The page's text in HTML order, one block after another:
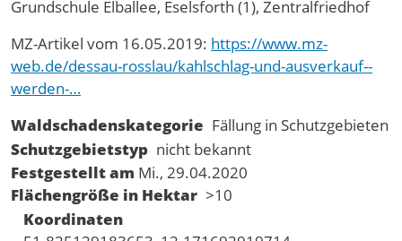
Grundschule Elballee, Eselsforth (1), Zentralfriedhof
MZ-Artikel vom 16.05.2019: https://www.mz-
web.de/dessau-rosslau/kahlschlag-und-ausverkauf--
werden-…
Waldschadenskategorie Fällung in Schutzgebieten
Schutzgebietstyp nicht bekannt
Festgestellt am Mi., 29.04.2020
Flächengröße in Hektar >10
Koordinaten